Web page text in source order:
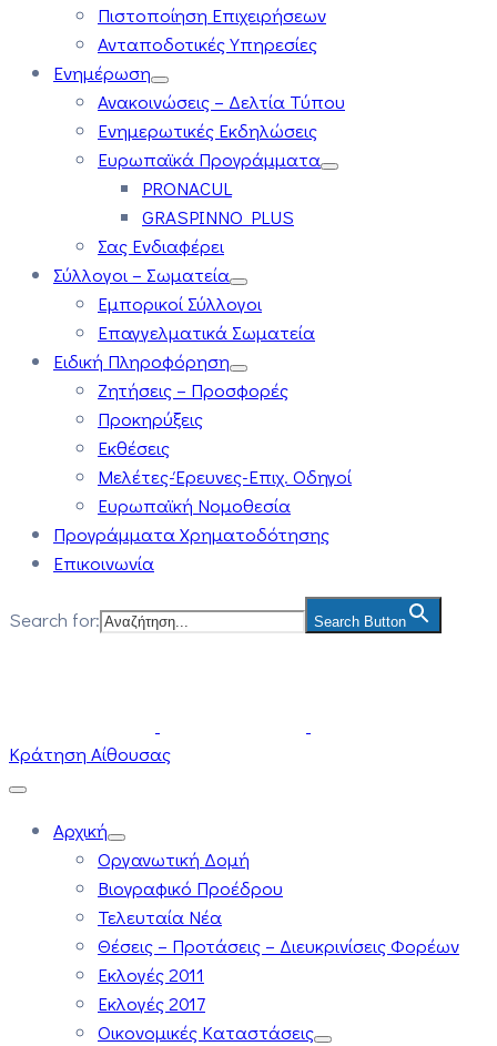
Πιστοποίηση Επιχειρήσεων
Ανταποδοτικές Υπηρεσίες
Ενημέρωση
Ανακοινώσεις – Δελτία Τύπου
Ενημερωτικές Εκδηλώσεις
Ευρωπαϊκά Προγράμματα
PRONACUL
GRASPINNO PLUS
Σας Ενδιαφέρει
Σύλλογοι – Σωματεία
Εμπορικοί Σύλλογοι
Επαγγελματικά Σωματεία
Ειδική Πληροφόρηση
Ζητήσεις – Προσφορές
Προκηρύξεις
Εκθέσεις
Μελέτες-Έρευνες-Επιχ. Οδηγοί
Ευρωπαϊκή Νομοθεσία
Προγράμματα Χρηματοδότησης
Επικοινωνία
Search for: Search Button
Κράτηση Αίθουσας
Αρχική
Οργανωτική Δομή
Βιογραφικό Προέδρου
Τελευταία Νέα
Θέσεις – Προτάσεις – Διευκρινίσεις Φορέων
Εκλογές 2011
Εκλογές 2017
Οικονομικές Καταστάσεις